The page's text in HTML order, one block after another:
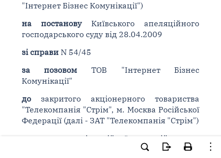
"Інтернет Бізнес Комунікації")
на постановуКиївського апеляційного
господарського суду від 28.04.2009
зі справиN 54/45
за позовом ТОВ "Інтернет Бізнес
Комунікації"
дозакритого акціонерного товариства
"Телекомпанія "Стрім", м. Москва Російської
Федерації (далі - ЗАТ "Телекомпанія "Стрім")
визнання ліцензійної угоди дійсною та
такою, що підлягає виконанню.